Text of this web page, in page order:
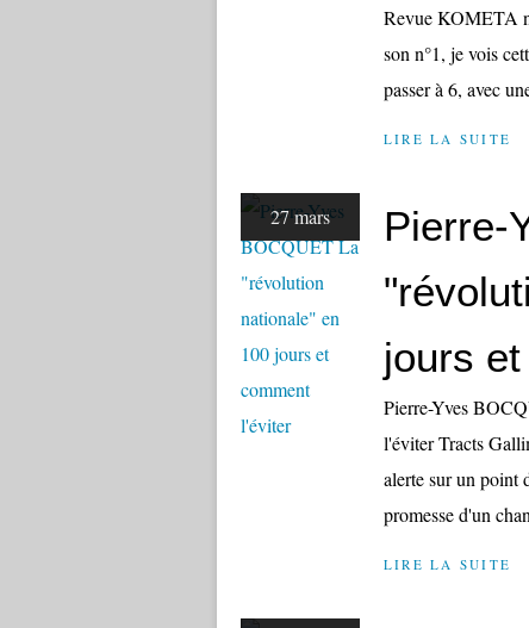
Revue KOMETA
son n°1, je vois
passer à 6, avec
LIRE LA SUITE
27 mars
Pierre-
jours
Pierre-Yves
l'éviter Tracts
alerte sur un point
promesse d'un
LIRE LA SUITE